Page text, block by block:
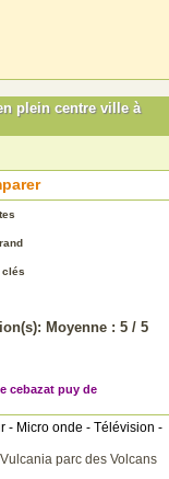
plein centre ville à
clés
Moyenne : 5 / 5
cebazat puy de
- Micro onde - Télévision -
Vulcania parc des Volcans